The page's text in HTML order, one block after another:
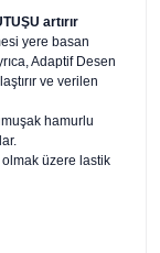
artırır
yere basan
Adaptif Desen
ve verilen
hamurlu
üzere lastik